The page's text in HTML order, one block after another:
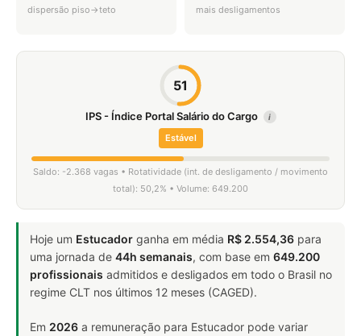
dispersão piso→teto mais desligamentos
51
IPS - Índice Portal Salário do Cargo i
Estável
Saldo: -2.368 vagas • Rotatividade (int. de desligamento / movimento
total): 50,2% • Volume: 649.200
Hoje um Estucador ganha em média R$ 2.554,36 para
uma jornada de 44h semanais, com base em 649.200
profissionais admitidos e desligados em todo o Brasil no
regime CLT nos últimos 12 meses (CAGED).
Em 2026 a remuneração para Estucador pode variar